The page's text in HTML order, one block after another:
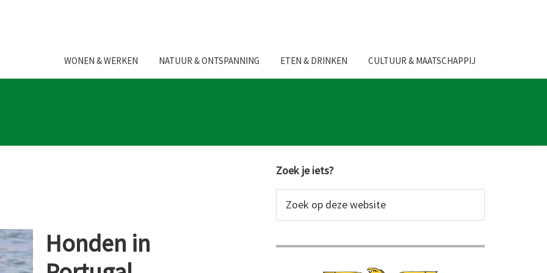
WONEN & WERKEN NATUUR & ONTSPANNING ETEN & DRINKEN CULTUUR & MAATSCHAPPIJ
Honden in
Primaire
Sidebar
Zoek je iets?
op
website